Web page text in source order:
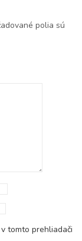
polia sú
tomto prehliadači